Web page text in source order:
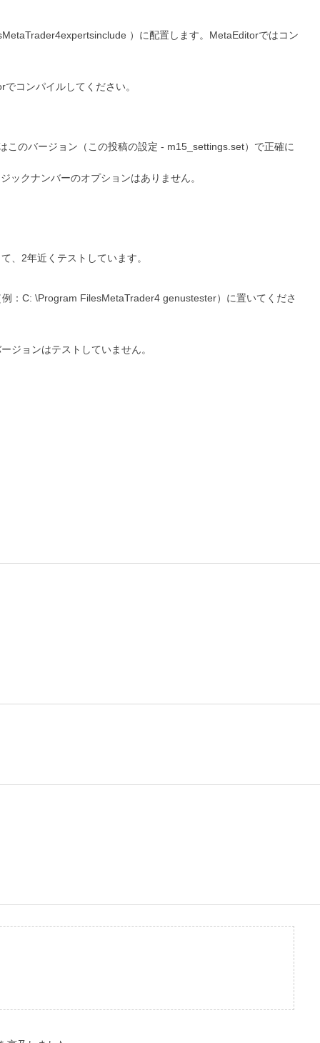
）に配置します。MetaEditorではコン
コンパイルしてください。
のバージョン（この投稿の設定 - m15_settings.set）で正確に
クナンバーのオプションはありません。
、2年近くテストしています。
：C: \Program FilesMetaTrader4 genustester）に置いてくださ
ジョンはテストしていません。